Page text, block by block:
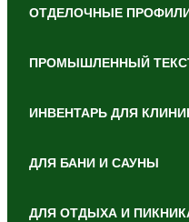
ОТДЕЛОЧНЫЕ
ПРОМЫШЛЕННЫЙ
ИНВЕНТАРЬ ДЛЯ
ДЛЯ БАНИ И САУНЫ
ДЛЯ ОТДЫХА И